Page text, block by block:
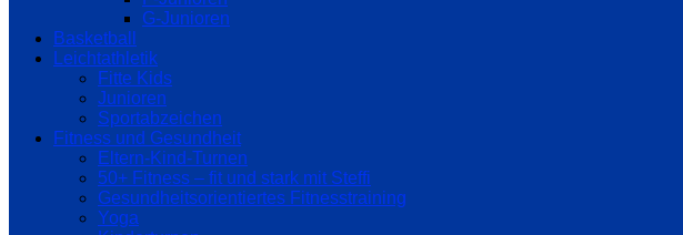
G-Junioren
Basketball
Leichtathletik
Fitte Kids
Junioren
Sportabzeichen
Fitness und Gesundheit
Eltern-Kind-Turnen
50+ Fitness – fit und stark mit Steffi
Gesundheitsorientiertes Fitnesstraining
Yoga